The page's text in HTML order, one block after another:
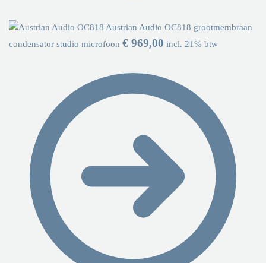
Austrian Audio OC818 grootmembraan
condensator studio microfoon € 969,00 incl. 21% btw